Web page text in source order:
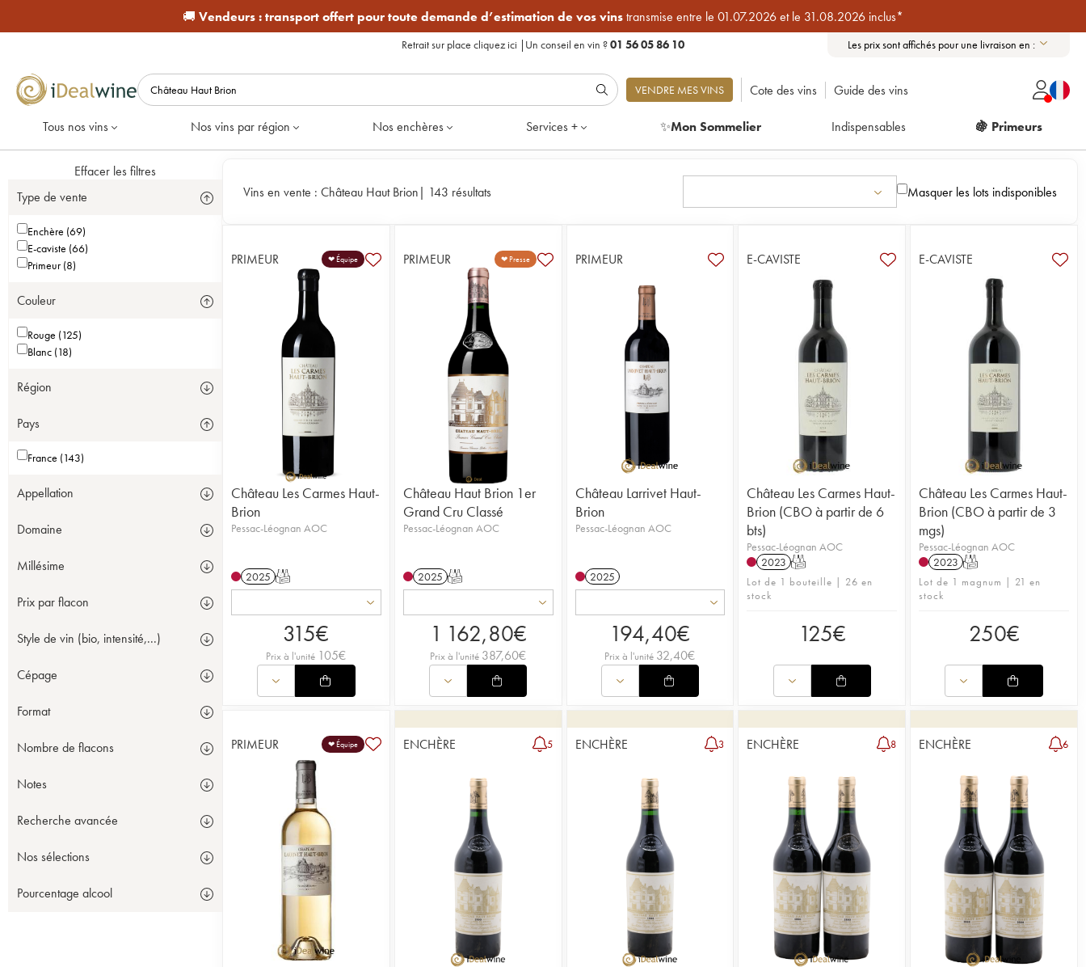
🚚 Vendeurs :transport offert pour toute demande d’estimation de vos vinstransmise entre le 01.07.2026 et le 31.08.2026 inclus*
Retrait sur place cliquez ici | Un conseil en vin ?01 56 05 86 10 Les prix sont affichés pour une livraison en :
VENDRE MES VINS Cote des vins Guide des vins
Tous nos vins Nos vins par région Nos enchères Services + ✨Mon Sommelier Indispensables 🍇 Primeurs
Effacer les filtres
Type de vente
Enchère (69)
E-caviste (66)
Primeur (8)
Couleur
Rouge (125)
Blanc (18)
Région
Pays
France (143)
Appellation
Domaine
Millésime
Prix par flacon
Style de vin (bio, intensité,...)
Cépage
Format
Nombre de flacons
Notes
Recherche avancée
Nos sélections
Pourcentage alcool
Vins en vente : Château Haut Brion| 143 résultats Masquer les lots indisponibles
PRIMEUR ❤ Équipe
Château Les Carmes Haut-
Brion
Pessac-Léognan AOC
2025 T
315€
Prix à l'unité 105€
PRIMEUR ❤ Presse
Château Haut Brion 1er
Grand Cru Classé
Pessac-Léognan AOC
2025 T
1 162,80€
Prix à l'unité 387,60€
PRIMEUR
Château Larrivet Haut-
Brion
Pessac-Léognan AOC
2025
194,40€
Prix à l'unité 32,40€
E-CAVISTE
Château Les Carmes Haut-
Brion (CBO à partir de 6
bts)
Pessac-Léognan AOC
2023 T
Lot de 1 bouteille | 26 en
stock
125€
E-CAVISTE
Château Les Carmes Haut-
Brion (CBO à partir de 3
mgs)
Pessac-Léognan AOC
2023 T
Lot de 1 magnum | 21 en
stock
250€
PRIMEUR ❤ Équipe ENCHÈRE 5 ENCHÈRE 3 ENCHÈRE 8 ENCHÈRE 6